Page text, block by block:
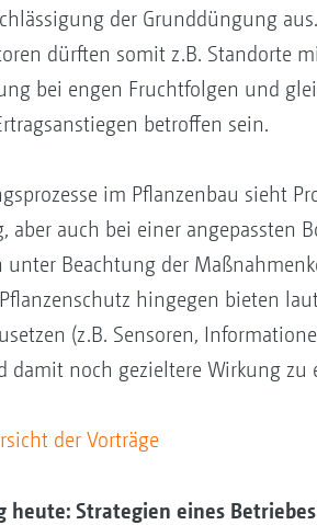
der Grunddüngung
dürften somit z.B. Standorte
bei engen Fruchtfolgen und
betroffen sein.
im Pflanzenbau sieht
aber auch bei einer angepassten
Beachtung der
hingegen bieten
(z.B. Sensoren,
damit noch gezieltere Wirkung zu
der Vorträge
heute: Strategien eines